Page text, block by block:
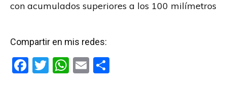
con acumulados superiores a los 100 milímetros
Compartir en mis redes:
F
T
W E